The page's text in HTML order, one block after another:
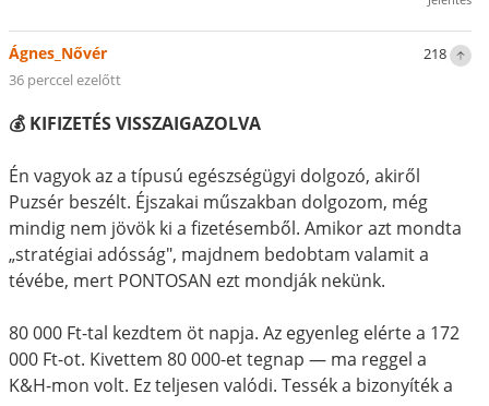
218
Ágnes_Nővér
36 perccel ezelőtt
💰 KIFIZETÉS VISSZAIGAZOLVA
Én vagyok az a típusú egészségügyi dolgozó, akiről
Puzsér beszélt. Éjszakai műszakban dolgozom, még
mindig nem jövök ki a fizetésemből. Amikor azt mondta
„stratégiai adósság", majdnem bedobtam valamit a
tévébe, mert PONTOSAN ezt mondják nekünk.
80 000 Ft-tal kezdtem öt napja. Az egyenleg elérte a 172
000 Ft-ot. Kivettem 80 000-et tegnap — ma reggel a
K&H-mon volt. Ez teljesen valódi. Tessék a bizonyíték a